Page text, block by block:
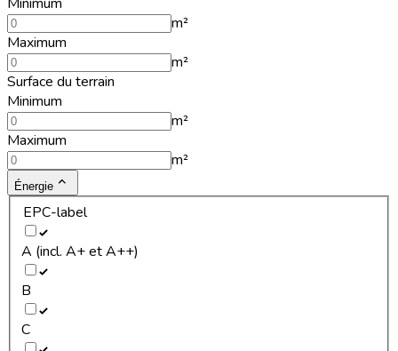
m²
Maximum
m²
Surface du terrain
Minimum
m²
Maximum
m²
Énergie
EPC-label
A (incl. A+ et A++)
B
C